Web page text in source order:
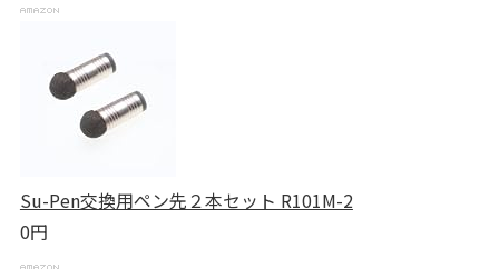
Su-Pen交換用ペン先２本セット R101M-2
0円